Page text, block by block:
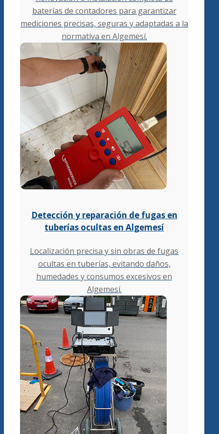
baterías de contadores para garantizar
mediciones precisas, seguras y adaptadas a la
normativa en Algemesí.
Detección y reparación de fugas en
tuberías ocultas en Algemesí
Localización precisa y sin obras de fugas
ocultas en tuberías, evitando daños,
humedades y consumos excesivos en
Algemesí.